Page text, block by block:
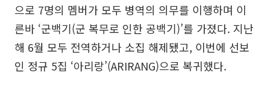
으로 7명의 멤버가 모두 병역의 의무를 이행하며 이
른바 ‘군백기(군 복무로 인한 공백기)’를 가졌다. 지난
해 6월 모두 전역하거나 소집 해제됐고, 이번에 선보
인 정규 5집 ‘아리랑’(ARIRANG)으로 복귀했다.